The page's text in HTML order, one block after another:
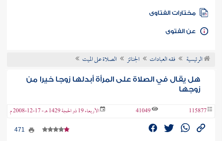
فتاوى معاصرة
مختارات الفتاوى
الفتوى
الرئيسية فقه العبادات الجنائز الصلاة على الميت
هل يقال في الصلاة على المرأة أبدلها زوجا خيرا من
زوجها
115877
41049 الأربعاء 19 ذو الحجة 1429 هـ - 17-12-2008 م